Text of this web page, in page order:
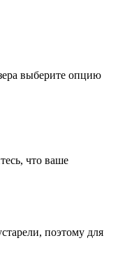
выберите опцию
что ваше
поэтому для